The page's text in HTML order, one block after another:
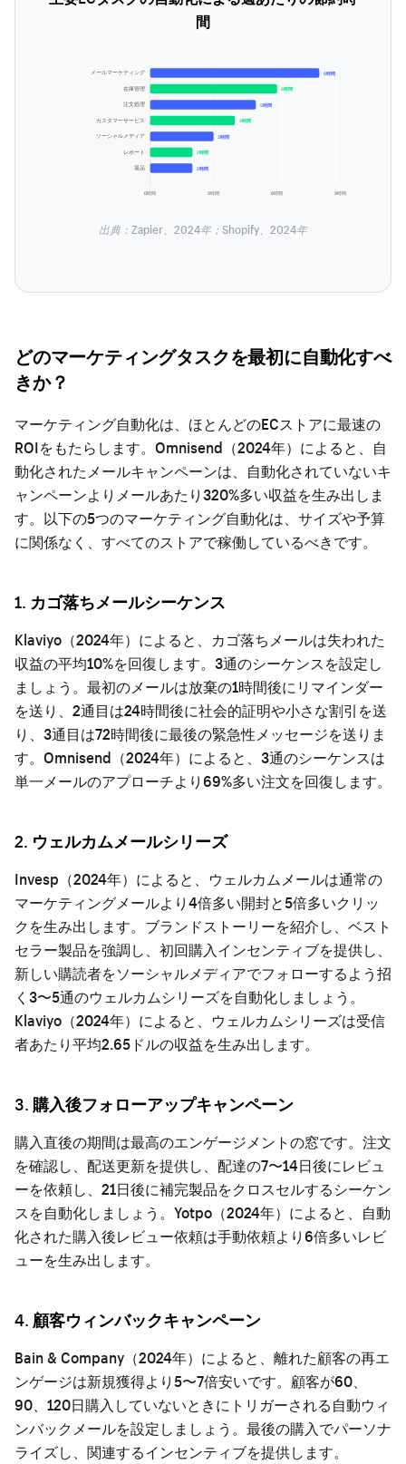
間
0時間 3時間 6時間 9時間
メールマーケティング 8時間
在庫管理 6時間
注文処理 5時間
カスタマーサービス 4時間
ソーシャルメディア 3時間
レポート 2時間
返品 2時間
出典：Zapier、2024年；Shopify、2024年
どのマーケティングタスクを最初に自動化すべ
きか？
マーケティング自動化は、ほとんどのECストアに最速の
ROIをもたらします。Omnisend（2024年）によると、自
動化されたメールキャンペーンは、自動化されていないキ
ャンペーンよりメールあたり320%多い収益を生み出しま
す。以下の5つのマーケティング自動化は、サイズや予算
に関係なく、すべてのストアで稼働しているべきです。
1. カゴ落ちメールシーケンス
Klaviyo（2024年）によると、カゴ落ちメールは失われた
収益の平均10%を回復します。3通のシーケンスを設定し
ましょう。最初のメールは放棄の1時間後にリマインダー
を送り、2通目は24時間後に社会的証明や小さな割引を送
り、3通目は72時間後に最後の緊急性メッセージを送りま
す。Omnisend（2024年）によると、3通のシーケンスは
単一メールのアプローチより69%多い注文を回復します。
2. ウェルカムメールシリーズ
Invesp（2024年）によると、ウェルカムメールは通常の
マーケティングメールより4倍多い開封と5倍多いクリッ
クを生み出します。ブランドストーリーを紹介し、ベスト
セラー製品を強調し、初回購入インセンティブを提供し、
新しい購読者をソーシャルメディアでフォローするよう招
く3〜5通のウェルカムシリーズを自動化しましょう。
Klaviyo（2024年）によると、ウェルカムシリーズは受信
者あたり平均2.65ドルの収益を生み出します。
3. 購入後フォローアップキャンペーン
購入直後の期間は最高のエンゲージメントの窓です。注文
を確認し、配送更新を提供し、配達の7〜14日後にレビュ
ーを依頼し、21日後に補完製品をクロスセルするシーケン
スを自動化しましょう。Yotpo（2024年）によると、自動
化された購入後レビュー依頼は手動依頼より6倍多いレビ
ューを生み出します。
4. 顧客ウィンバックキャンペーン
Bain & Company（2024年）によると、離れた顧客の再エ
ンゲージは新規獲得より5〜7倍安いです。顧客が60、
90、120日購入していないときにトリガーされる自動ウィ
ンバックメールを設定しましょう。最後の購入でパーソナ
ライズし、関連するインセンティブを提供します。